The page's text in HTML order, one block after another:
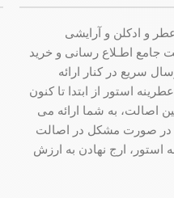
و ادکلن و آرایشی
سـایت جامع اطـلاع رسانی و خرید
سریع در کنار ارائه
استور از ابتدا تا کنون
اصالت، به شما ارائه می
در صورت مشکل در اصالت
استور، ارج نهادن به ارزش